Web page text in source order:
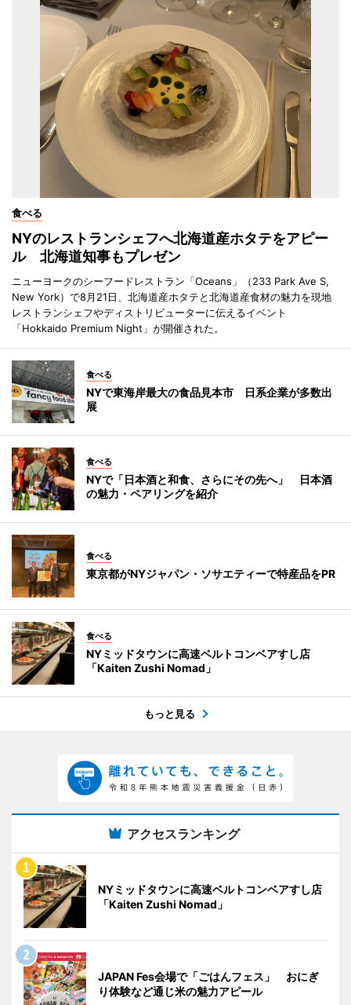
食べる
NYのレストランシェフへ北海道産ホタテをアピー
ル 北海道知事もプレゼン
ニューヨークのシーフードレストラン「Oceans」（233 Park Ave S,
New York）で8月21日、北海道産ホタテと北海道産食材の魅力を現地
レストランシェフやディストリビューターに伝えるイベント
「Hokkaido Premium Night」が開催された。
食べる
NYで東海岸最大の食品見本市 日系企業が多数出
展
食べる
NYで「日本酒と和食、さらにその先へ」 日本酒
の魅力・ペアリングを紹介
食べる
東京都がNYジャパン・ソサエティーで特産品をPR
食べる
NYミッドタウンに高速ベルトコンベアすし店
「Kaiten Zushi Nomad」
もっと見る
アクセスランキング
NYミッドタウンに高速ベルトコンベアすし店
「Kaiten Zushi Nomad」
JAPAN Fes会場で「ごはんフェス」 おにぎ
り体験など通じ米の魅力アピール